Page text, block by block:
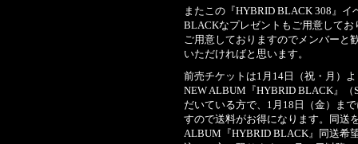
またこの『HYBRID BLACK 308』
BLACKなプレゼントもご用意して
ご用意しておりますのでメンバーと
いただければと思います。
前売チケットは1月14日（祝・月）
NEW ALBUM『HYBRID BLACK』
だいている方で、1月18日（金）ま
すので送料がお得になります。同送
ALBUM『HYBRID BLACK』同送希